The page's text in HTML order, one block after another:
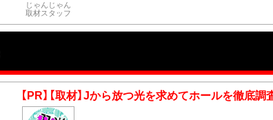
じゃんじゃん
取材スタッフ
【PR】【取材】Jから放つ光を求めてホールを徹底調査